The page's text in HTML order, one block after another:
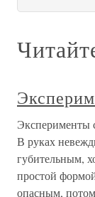
Эксперименты
В руках
губительным,
простой
опасным,